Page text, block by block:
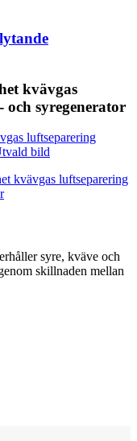
kvävgas
och syregenerator
syre, kväve och
skillnaden mellan